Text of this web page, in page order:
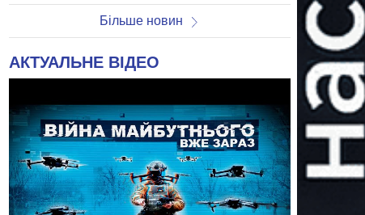
Більше новин
АКТУАЛЬНЕ ВІДЕО